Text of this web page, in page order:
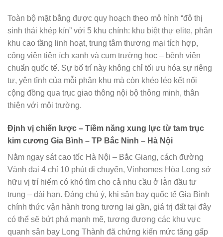
Toàn bộ mặt bằng được quy hoạch theo mô hình “đô thị
sinh thái khép kín” với 5 khu chính: khu biệt thự elite, phân
khu cao tầng linh hoạt, trung tâm thương mại tích hợp,
công viên tiện ích xanh và cụm trường học – bệnh viện
chuẩn quốc tế. Sự bố trí này không chỉ tối ưu hóa sự riêng
tư, yên tĩnh của mỗi phân khu mà còn khéo léo kết nối
cộng đồng qua trục giao thông nội bộ thông minh, thân
thiện với môi trường.
Định vị chiến lược – Tiềm năng xung lực từ tam trục
kim cương Gia Bình – TP Bắc Ninh – Hà Nội
Nằm ngay sát cao tốc Hà Nội – Bắc Giang, cách đường
Vành đai 4 chỉ 10 phút di chuyển, Vinhomes Hòa Long sở
hữu vị trí hiếm có khó tìm cho cả nhu cầu ở lẫn đầu tư
trung – dài hạn. Đáng chú ý, khi sân bay quốc tế Gia Bình
chính thức vận hành trong tương lai gần, giá trị đất tại đây
có thể sẽ bứt phá mạnh mẽ, tương đương các khu vực
quanh sân bay Long Thành đã chứng kiến mức tăng gấp